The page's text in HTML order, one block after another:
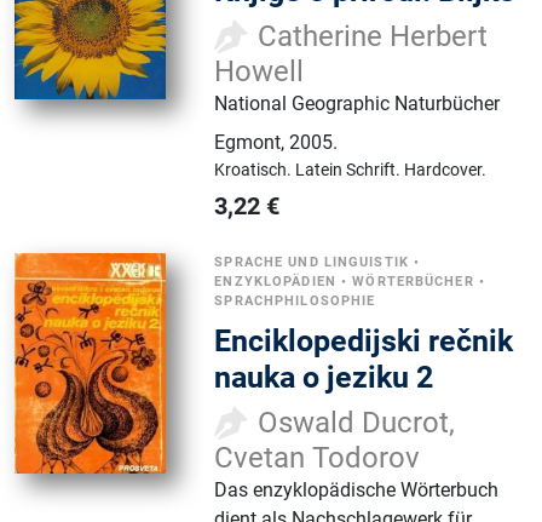
Catherine Herbert
Howell
National Geographic Naturbücher
Egmont,2005.
Kroatisch. Latein Schrift. Hardcover.
3,22 €
SPRACHE UND LINGUISTIK •
ENZYKLOPÄDIEN •WÖRTERBÜCHER •
SPRACHPHILOSOPHIE
Enciklopedijski rečnik
nauka o jeziku 2
Oswald Ducrot,
Cvetan Todorov
Das enzyklopädische Wörterbuch